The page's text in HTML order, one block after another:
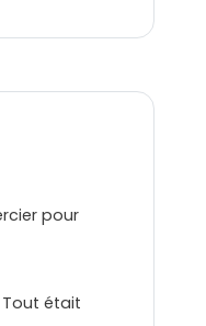
pour
Tout était